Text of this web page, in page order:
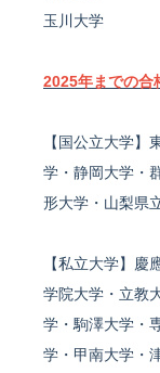
玉川大学
2025年までの合
【国公立大学】
学・静岡大学・
形大学・山梨県
【私立大学】慶
学院大学・立教
学・駒澤大学・
学・甲南大学・